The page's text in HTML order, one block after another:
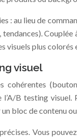
au lieu de
visuels plus
visuel
cohérentes
B testing
bloc de
Vous